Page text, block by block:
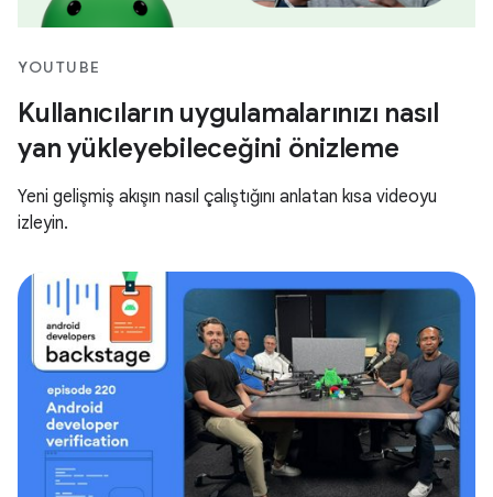
YOUTUBE
Kullanıcıların uygulamalarınızı nasıl
yan yükleyebileceğini önizleme
Yeni gelişmiş akışın nasıl çalıştığını anlatan kısa videoyu
izleyin.